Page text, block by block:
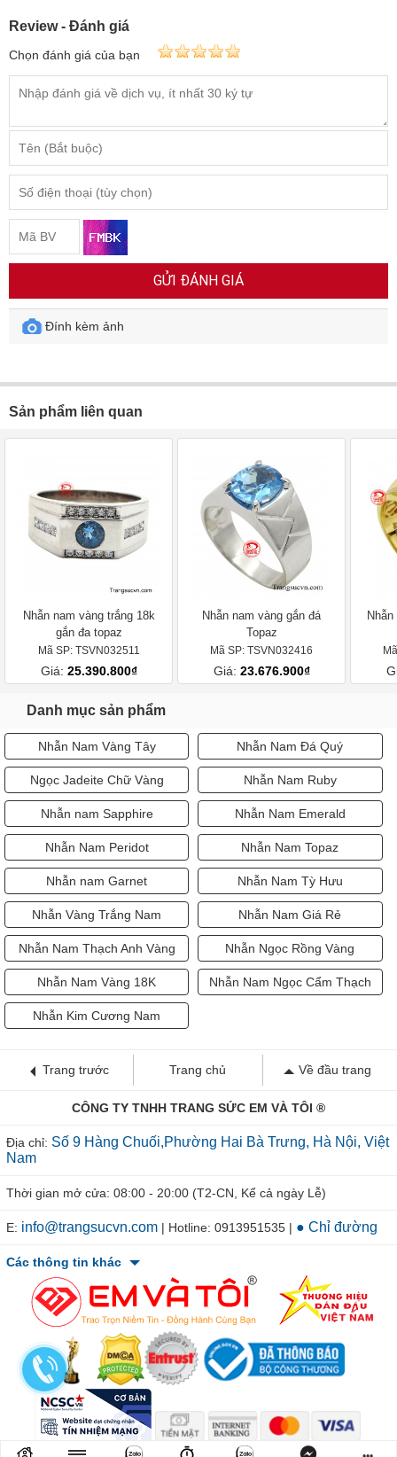
Review - Đánh giá
Chọn đánh giá của bạn
GỬI ĐÁNH GIÁ
Đính kèm ảnh
Sản phẩm liên quan
Nhẫn nam vàng trắng 18k
gắn đa topaz
Mã SP: TSVN032511
Giá: 25.390.800₫
Nhẫn nam vàng gắn đá
Topaz
Mã SP: TSVN032416
Giá: 23.676.900₫
Danh mục sản phẩm
Nhẫn Nam Vàng Tây Nhẫn Nam Đá Quý
Ngọc Jadeite Chữ Vàng Nhẫn Nam Ruby
Nhẫn nam Sapphire Nhẫn Nam Emerald
Nhẫn Nam Peridot Nhẫn Nam Topaz
Nhẫn nam Garnet Nhẫn Nam Tỳ Hưu
Nhẫn Vàng Trắng Nam Nhẫn Nam Giá Rẻ
Nhẫn Nam Thạch Anh Vàng Nhẫn Ngọc Rồng Vàng
Nhẫn Nam Vàng 18K Nhẫn Nam Ngọc Cẩm Thạch
Nhẫn Kim Cương Nam
Trang trước Trang chủ Về đầu trang
CÔNG TY TNHH TRANG SỨC EM VÀ TÔI ®
Địa chỉ: Số 9 Hàng Chuối,Phường Hai Bà Trưng, Hà Nội, Việt
Nam
Thời gian mở cửa: 08:00 - 20:00 (T2-CN, Kể cả ngày Lễ)
E: info@trangsucvn.com | Hotline: 0913951535 | ● Chỉ đường
Các thông tin khác
© 2011-2026 TRANGSUCVN.COM Copyright, All Rights Reserved.